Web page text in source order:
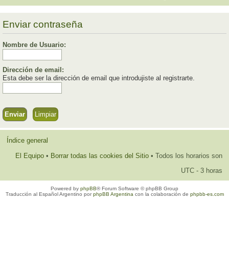
Enviar contraseña
Nombre de Usuario:
Dirección de email:
Esta debe ser la dirección de email que introdujiste al registrarte.
Índice general
El Equipo • Borrar todas las cookies del Sitio • Todos los horarios son
UTC - 3 horas
Powered by phpBB® Forum Software © phpBB Group
Traducción al Español Argentino porphpBB Argentina con la colaboración de phpbb-es.com